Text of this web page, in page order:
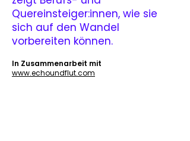
Quereinsteiger:innen, wie sie
sich auf den Wandel
vorbereiten können.
In Zusammenarbeit mit
www.echoundflut.com